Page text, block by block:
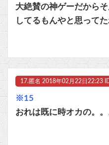
大絶賛の神ゲーだから
してるもんやと思って
17. 匿名 2018年02月22日22:23
※15
おれは既に時オカの。。